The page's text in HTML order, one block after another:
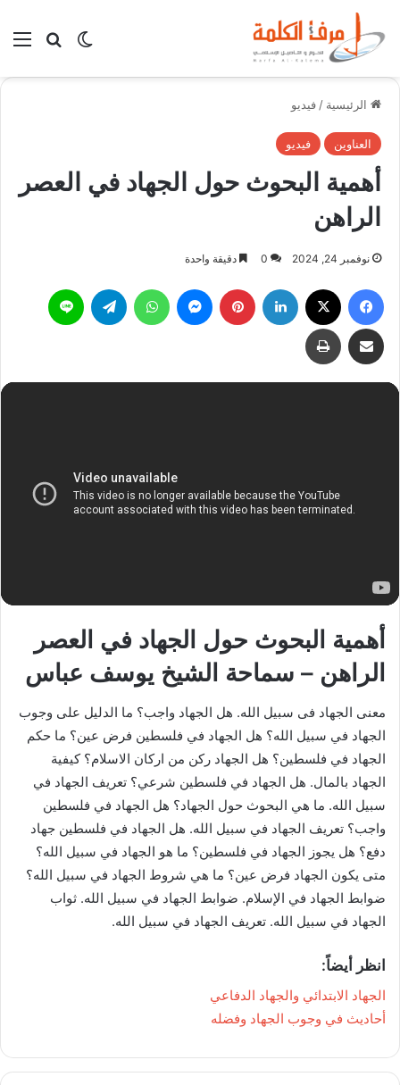
بحثالوضع
الرئيسية / فيديو
العناوين فيديو
أهمية البحوث حول الجهاد في العصر
الراهن
نوفمبر 24, 2024 0 دقيقة واحدة
فيسبوك لينكدإن بينتيريست ماسنجر واتساب تيلقرام
مشاركة عبر البريد طباعة
أهمية البحوث حول الجهاد في العصر
الراهن – سماحة الشيخ يوسف عباس
معنى الجهاد فى سبيل الله. هل الجهاد واجب؟ ما الدليل على وجوب
الجهاد في سبيل الله؟ هل الجهاد في فلسطين فرض عين؟ ما حكم
الجهاد في فلسطين؟ هل الجهاد ركن من اركان الاسلام؟ كيفية
الجهاد بالمال. هل الجهاد في فلسطين شرعي؟ تعريف الجهاد في
سبيل الله. ما هي البحوث حول الجهاد؟ هل الجهاد في فلسطين
واجب؟ تعريف الجهاد في سبيل الله. هل الجهاد في فلسطين جهاد
دفع؟ هل يجوز الجهاد في فلسطين؟ ما هو الجهاد في سبيل الله؟
متى يكون الجهاد فرض عين؟ ما هي شروط الجهاد في سبيل الله؟
ضوابط الجهاد في الإسلام. ضوابط الجهاد في سبيل الله. ثواب
الجهاد في سبيل الله. تعريف الجهاد في سبيل الله.
انظر أيضاً:
الجهاد الابتدائي والجهاد الدفاعي
أحاديث في وجوب الجهاد وفضله